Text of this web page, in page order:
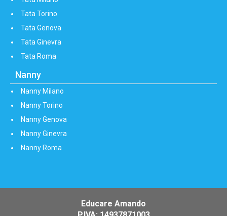
Tata Torino
Tata Genova
Tata Ginevra
Tata Roma
Nanny
Nanny Milano
Nanny Torino
Nanny Genova
Nanny Ginevra
Nanny Roma
Educare Amando